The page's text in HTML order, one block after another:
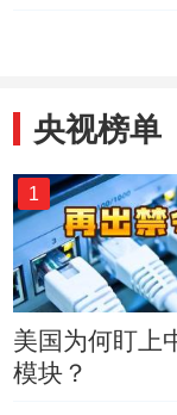
央视榜单
1
美国为何盯上
模块？